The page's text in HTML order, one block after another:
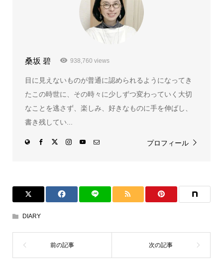
桑坂 碧 938,760 views
目に見えないものが普通に認められるようになってき
たこの時世に、その時々に少しずつ変わっていく大切
なことを逃さず、楽しみ、好きなものに手を伸ばし、
書き残してい...
プロフィール
DIARY